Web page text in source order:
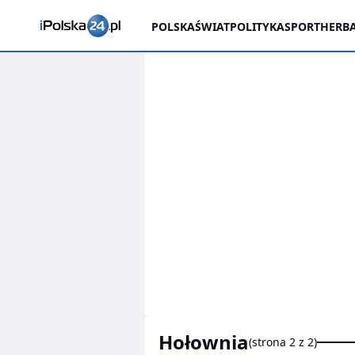
POLSKAŚWIATPOLITYKASPORT
hołownia(strona 2 z 2)